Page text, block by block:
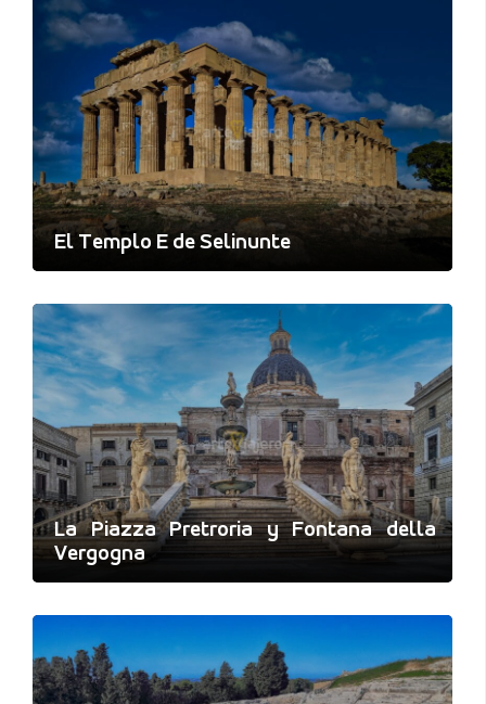
El Templo E de Selinunte
La Piazza Pretroria y Fontana della
Vergogna